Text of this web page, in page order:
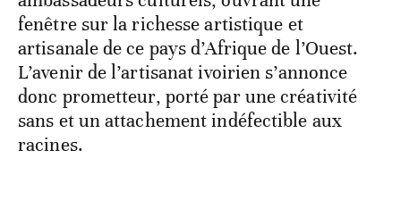
fenêtre sur la richesse artistique et
artisanale de ce pays d’Afrique de l’Ouest.
L’avenir de l’artisanat ivoirien s’annonce
donc prometteur, porté par une créativité
sans et un attachement indéfectible aux
racines.